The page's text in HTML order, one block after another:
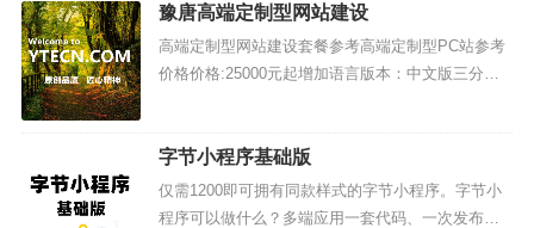
智能小程序
多场景流量支持-固定入口
百度APP首页下拉进入二楼,方便用户快速使用服务类
收费制作周期：1...
豫唐高端定制型网站建设
高端定制型网站建设套餐参考高端定制型PC站参考
价格价格:25000元起增加语言版本：中文版三分之
全的情况下10-...
字节小程序基础版
仅需1200即可拥有同款样式的字节小程序。字节小
程序可以做什么？多端应用一套代码、一次发布，